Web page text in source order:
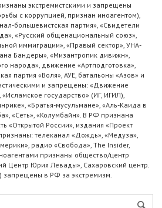
экстремистскими и запрещены
с коррупцией, признан иноагентом),
большевистская партия», «Свидетели
«Русский общенациональный союз»,
иммиграции», «Правый сектор», УНА-
Бандеры», «Мизантропик дивижн»,
народа», движение «Артподготовка»,
партия «Воля», АУЕ, батальоны «Азов» и
и запрещены: «Движение
государство» (ИГ, ИГИЛ),
«Братья-мусульмане», «Аль-Каида в
«Сеть», «Колумбайн». В РФ признана
«Открытой России», издания «Проект
телеканал «Дождь», «Медуза»,
радио «Свобода», The Insider,
признаны общество/центр
Центр Юрия Левады», Сахаровский центр.
запрещены в РФ за экстремизм.